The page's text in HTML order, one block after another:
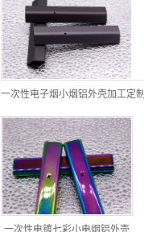
一次性电子烟小烟铝外壳加工定
一次性电镀七彩小电烟铝外壳